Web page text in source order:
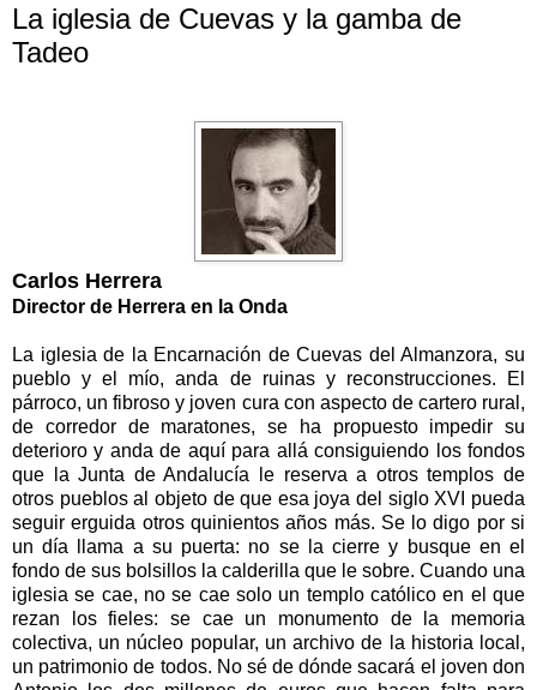
La iglesia de Cuevas y la gamba de
Tadeo
Carlos Herrera
Director de Herrera en la Onda
La iglesia de la Encarnación de Cuevas del Almanzora, su
pueblo y el mío, anda de ruinas y reconstrucciones. El
párroco, un fibroso y joven cura con aspecto de cartero rural,
de corredor de maratones, se ha propuesto impedir su
deterioro y anda de aquí para allá consiguiendo los fondos
que
la Junta de Andalucía le reserva a otros templos de
otros pueblos al objeto de que esa joya del siglo XVI pueda
seguir erguida otros quinientos años más. Se lo digo por si
un día llama a su puerta: no se la cierre y busque en el
fondo de sus bolsillos la calderilla que le sobre. Cuando una
iglesia se cae, no se cae solo un templo católico en el que
rezan los fieles: se cae un monumento de la memoria
colectiva, un núcleo popular, un archivo de la historia local,
un patrimonio de todos. No sé de dónde sacará el joven don